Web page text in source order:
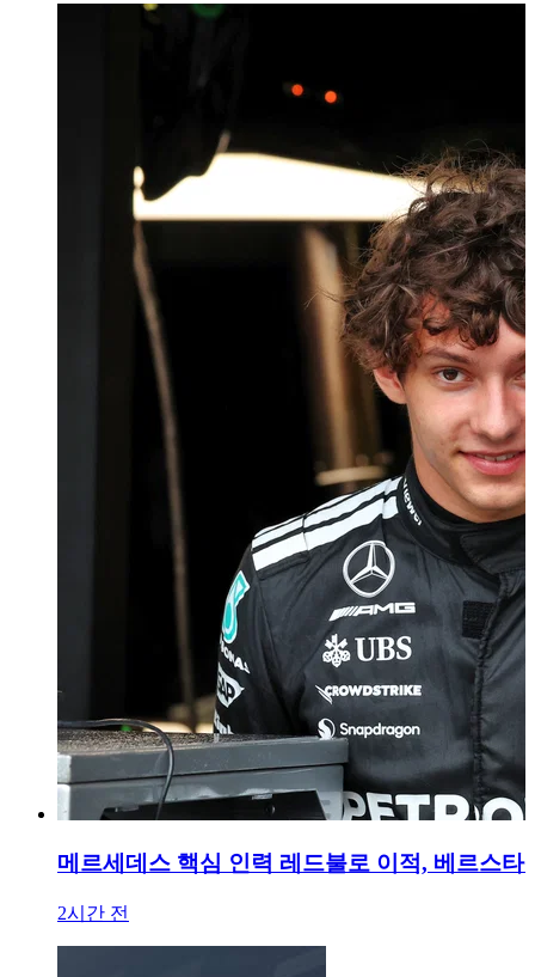
메르세데스 핵심 인력 레드불로 이적, 베르스타
2시간 전